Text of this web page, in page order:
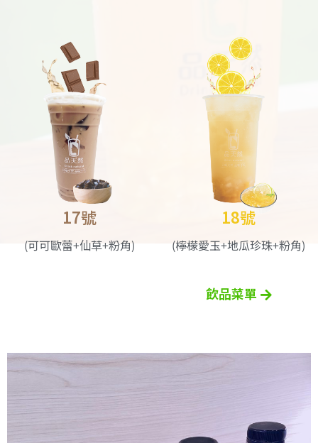
17號
(可可歐蕾+仙草+粉角)
18號
(檸檬愛玉+地瓜珍珠+粉角)
飲品菜單